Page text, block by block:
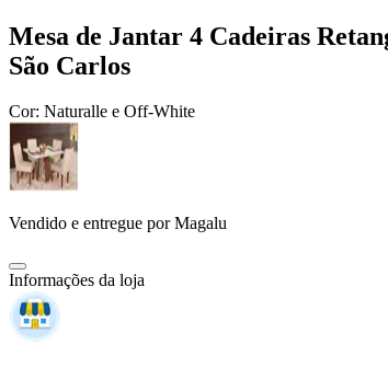
Mesa de Jantar 4 Cadeiras
São Carlos
Cor: Naturalle e Off-White
Vendido e entregue por Magalu
Informações da loja